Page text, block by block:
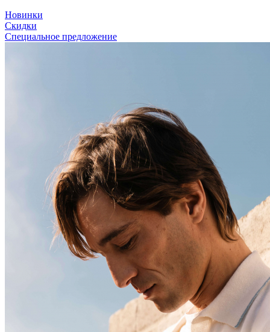
Новинки
Скидки
Специальное предложение